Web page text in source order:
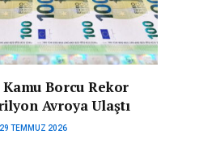
Kamu Borcu Rekor
Avroya Ulaştı
29 TEMMUZ 2026